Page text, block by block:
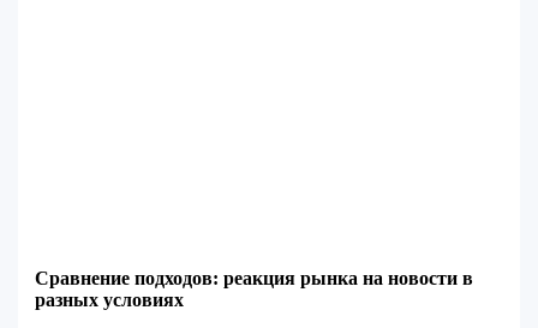
Сравнение подходов: реакция рынка на новости в
разных условиях